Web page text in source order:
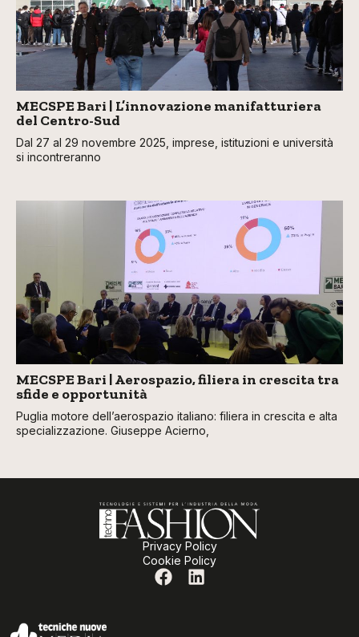
MECSPE Bari | L’innovazione manifatturiera
del Centro-Sud
Dal 27 al 29 novembre 2025, imprese, istituzioni e università
si incontreranno
MECSPE Bari | Aerospazio, filiera in crescita tra
sfide e opportunità
Puglia motore dell’aerospazio italiano: filiera in crescita e alta
specializzazione. Giuseppe Acierno,
Privacy Policy
Cookie Policy